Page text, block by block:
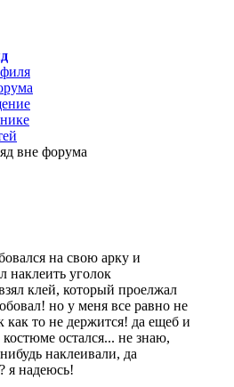
на свою арку и
наклеить уголок
клей, который проелжал
но у меня все равно не
как то не держится! да ещеб и
костюме остался... не знаю,
наклеивали, да
я надеюсь!